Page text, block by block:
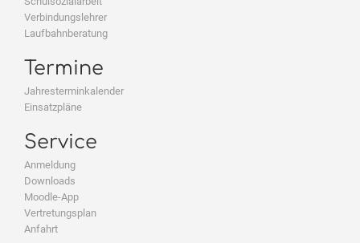
Verbindungslehrer
Laufbahnberatung
Termine
Jahresterminkalender
Einsatzpläne
Service
Anmeldung
Downloads
Moodle-App
Vertretungsplan
Anfahrt